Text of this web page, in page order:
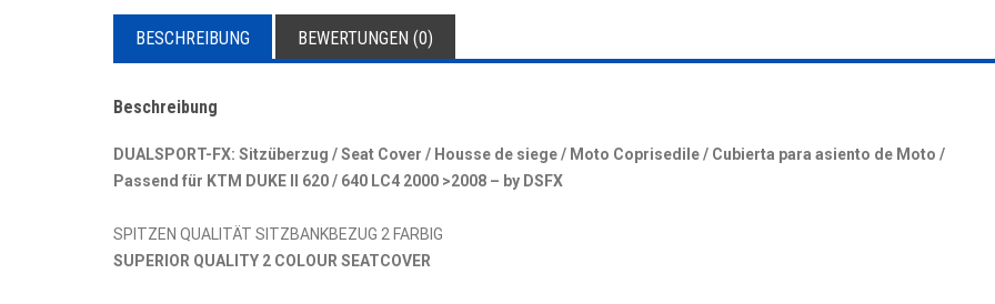
640
BESCHREIBUNG BEWERTUNGEN (0)
Beschreibung
DUALSPORT-FX: Sitzüberzug / Seat Cover / Housse de siege / Moto Coprisedile / Cubierta para asiento de Moto /
Passend für KTM DUKE II 620 / 640 LC4 2000 >2008 – by DSFX
SPITZEN QUALITÄT SITZBANKBEZUG 2 FARBIG
SUPERIOR QUALITY 2 COLOUR SEATCOVER